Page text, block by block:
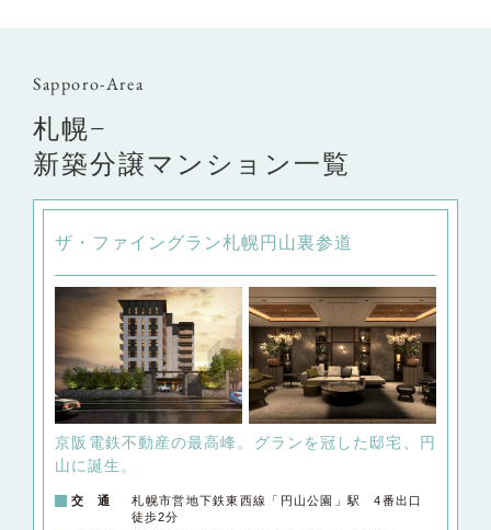
Sapporo-Area
札幌−
新築分譲マンション一覧
ザ・ファイングラン札幌円山裏参道
京阪電鉄不動産の最高峰。 グランを冠した邸宅、円
山に誕生。
交 通
札幌市営地下鉄東西線「円山公園」駅 4番出口
徒歩2分